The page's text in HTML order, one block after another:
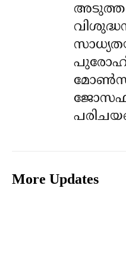
അടുത്ത
More Updates